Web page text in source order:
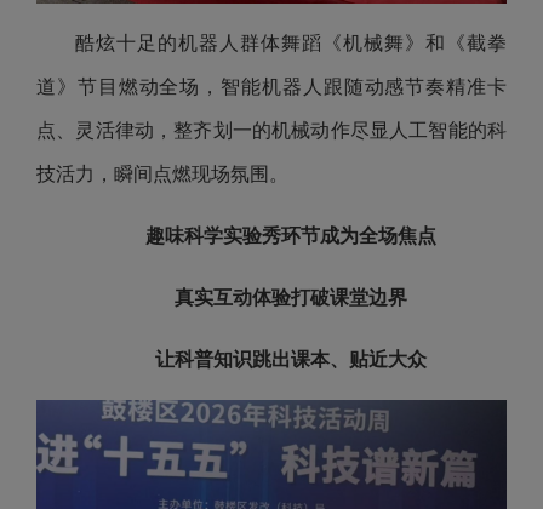
酷炫十足的机器人群体舞蹈《机械舞》和《截拳
道》节目燃动全场，智能机器人跟随动感节奏精准卡
点、灵活律动，整齐划一的机械动作尽显人工智能的科
技活力，瞬间点燃现场氛围。
趣味科学实验秀环节成为全场焦点
真实互动体验打破课堂边界
让科普知识跳出课本、贴近大众